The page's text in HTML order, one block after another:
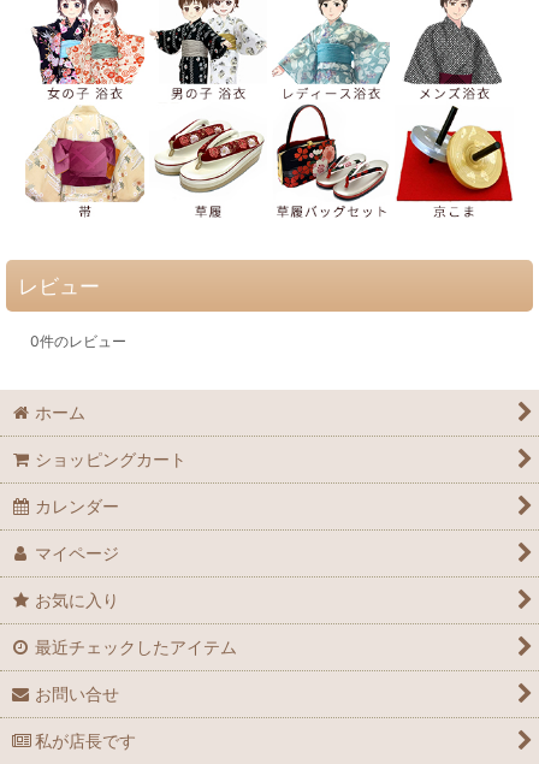
レビュー
0件のレビュー
ホーム
ショッピングカート
カレンダー
マイページ
お気に入り
最近チェックしたアイテム
お問い合せ
私が店長です